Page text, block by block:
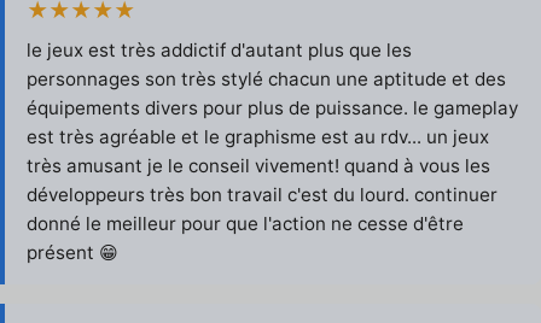
★★★★★
le jeux est très addictif d'autant plus que les
personnages son très stylé chacun une aptitude et des
équipements divers pour plus de puissance. le gameplay
est très agréable et le graphisme est au rdv... un jeux
très amusant je le conseil vivement! quand à vous les
développeurs très bon travail c'est du lourd. continuer
donné le meilleur pour que l'action ne cesse d'être
présent 😁